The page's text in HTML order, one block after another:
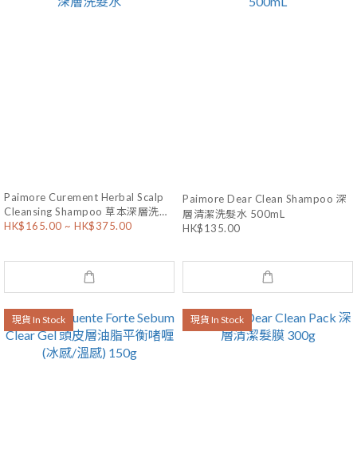
Paimore Curement Herbal Scalp
Cleansing Shampoo 草本深層洗髮
水
HK$165.00 ~ HK$375.00
Paimore Dear Clean Shampoo 深
層清潔洗髮水 500mL
HK$135.00
現貨 In Stock 現貨 In Stock